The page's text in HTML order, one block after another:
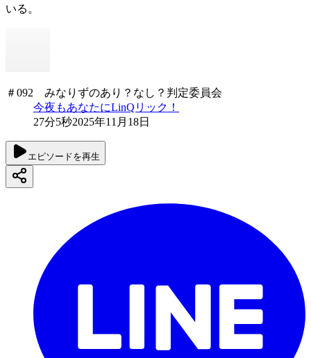
いる。
＃092 みなりずのあり？なし？判定委員会
今夜もあなたにLinQリック！
27分5秒2025年11月18日
エピソードを再生